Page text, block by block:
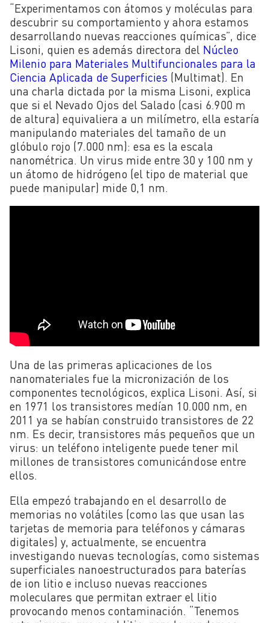
“Experimentamos con átomos y moléculas para
descubrir su comportamiento y ahora estamos
desarrollando nuevas reacciones químicas”, dice
Lisoni, quien es además directora del Núcleo
Milenio para Materiales Multifuncionales para la
Ciencia Aplicada de Superficies (Multimat). En
una charla dictada por la misma Lisoni, explica
que si el Nevado Ojos del Salado (casi 6.900 m
de altura) equivaliera a un milímetro, ella estaría
manipulando materiales del tamaño de un
glóbulo rojo (7.000 nm): esa es la escala
nanométrica. Un virus mide entre 30 y 100 nm y
un átomo de hidrógeno (el tipo de material que
puede manipular) mide 0,1 nm.
Una de las primeras aplicaciones de los
nanomateriales fue la micronización de los
componentes tecnológicos, explica Lisoni. Así, si
en 1971 los transistores medían 10.000 nm, en
2011 ya se habían construido transistores de 22
nm. Es decir, transistores más pequeños que un
virus: un teléfono inteligente puede tener mil
millones de transistores comunicándose entre
ellos.
Ella empezó trabajando en el desarrollo de
memorias no volátiles (como las que usan las
tarjetas de memoria para teléfonos y cámaras
digitales) y, actualmente, se encuentra
investigando nuevas tecnologías, como sistemas
superficiales nanoestructurados para baterías
de ion litio e incluso nuevas reacciones
moleculares que permitan extraer el litio
provocando menos contaminación. “Tenemos